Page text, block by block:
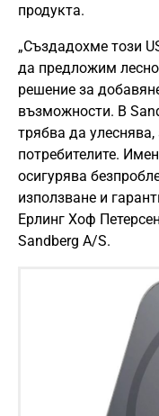
продукта.
„Създадохме този
да предложим
решение за
възможности. В
трябва да
потребителите.
осигурява
използване и
Ерлинг Хоф
Sandberg A/S.